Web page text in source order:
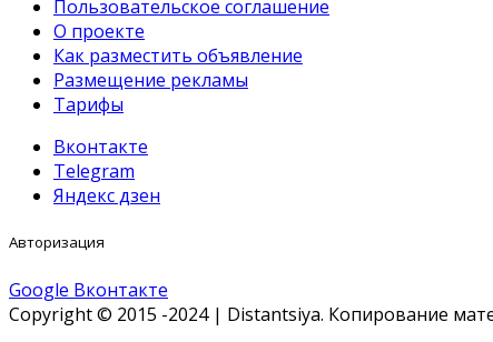
Пользовательское соглашение
О проекте
Как разместить объявление
Размещение рекламы
Тарифы
Вконтакте
Telegram
Яндекс дзен
Авторизация
Google Вконтакте
Copyright © 2015 -2024 | Distantsiya. Копирование